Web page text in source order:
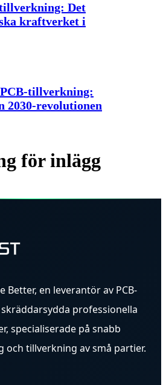
Det
kraftverket i
tillverkning:
revolutionen
för inlägg
Better, en leverantör av PCB-
professionella
specialiserade på snabb
tillverkning av små partier.